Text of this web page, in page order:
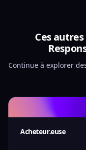
Ces
Continue à explorer
Acheteur.euse